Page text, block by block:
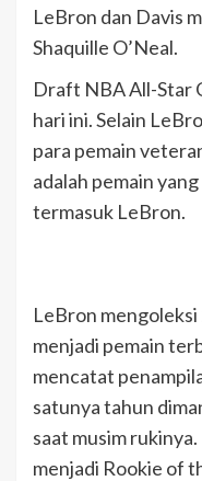
LeBron dan Davis
Shaquille O’Neal.
Draft NBA All-Star
hari ini. Selain
para pemain
adalah pemain
termasuk LeBron.
LeBron mengoleksi
menjadi pemain
mencatat
satunya tahun
saat musim
menjadi Rookie of